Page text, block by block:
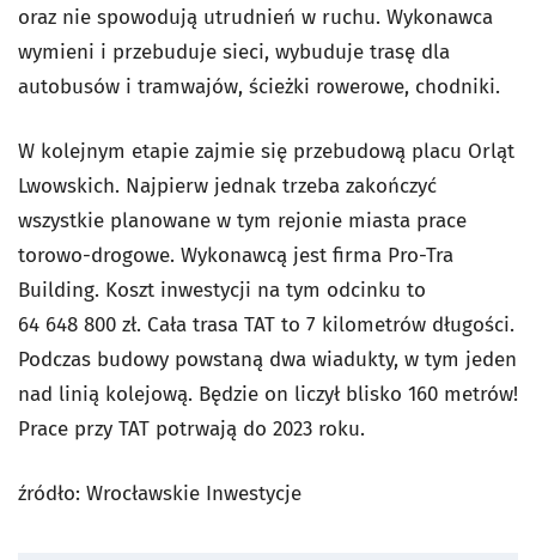
oraz nie spowodują utrudnień w ruchu. Wykonawca
wymieni i przebuduje sieci, wybuduje trasę dla
autobusów i tramwajów, ścieżki rowerowe, chodniki.
W kolejnym etapie zajmie się przebudową placu Orląt
Lwowskich. Najpierw jednak trzeba zakończyć
wszystkie planowane w tym rejonie miasta prace
torowo-drogowe. Wykonawcą jest firma Pro-Tra
Building. Koszt inwestycji na tym odcinku to
64 648 800 zł. Cała trasa TAT to 7 kilometrów długości.
Podczas budowy powstaną dwa wiadukty, w tym jeden
nad linią kolejową. Będzie on liczył blisko 160 metrów!
Prace przy TAT potrwają do 2023 roku.
źródło: Wrocławskie Inwestycje